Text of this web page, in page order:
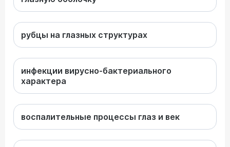
рубцы на глазных структурах
инфекции вирусно-бактериального
характера
воспалительные процессы глаз и век